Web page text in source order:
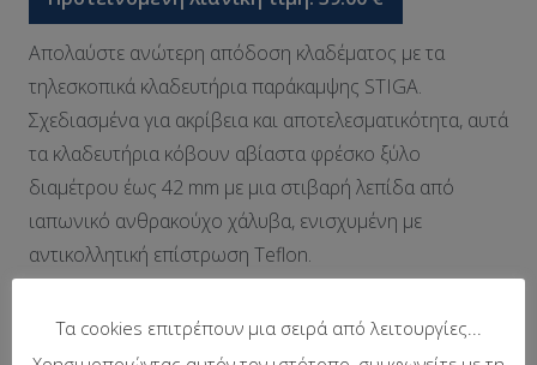
Απολαύστε ανώτερη απόδοση κλαδέματος με τα
τηλεσκοπικά κλαδευτήρια παράκαμψης STIGA.
Σχεδιασμένα για ακρίβεια και αποτελεσματικότητα, αυτά
τα κλαδευτήρια κόβουν αβίαστα φρέσκο ​​ξύλο
διαμέτρου έως 42 mm με μια στιβαρή λεπίδα από
ιαπωνικό ανθρακούχο χάλυβα, ενισχυμένη με
αντικολλητική επίστρωση Teflon.
Ο καινοτόμος ενσωματωμένος προφυλακτήρας
απορροφά την πίεση και τους κραδασμούς,
Τα cookies επιτρέπουν μια σειρά από λειτουργίες...